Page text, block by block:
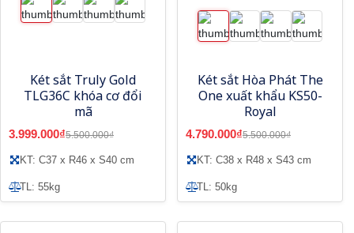
Két sắt Truly Gold
TLG36C khóa cơ đổi
mã
3.999.000₫5.500.000₫
KT: C37 x R46 x S40 cm
TL: 55kg
Két sắt Hòa Phát The
One xuất khẩu KS50-
Royal
4.790.000₫5.500.000₫
KT: C38 x R48 x S43 cm
TL: 50kg